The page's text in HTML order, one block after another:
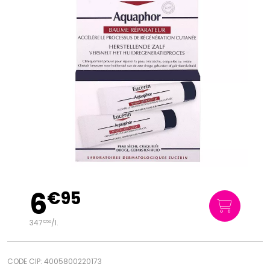
6€95
347€50/l.
CODE CIP: 4005800220173